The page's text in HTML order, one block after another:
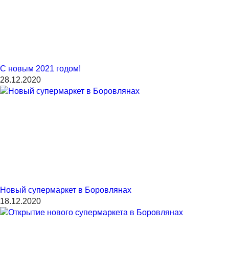
С новым 2021 годом!
28.12.2020
Новый супермаркет в Боровлянах
18.12.2020